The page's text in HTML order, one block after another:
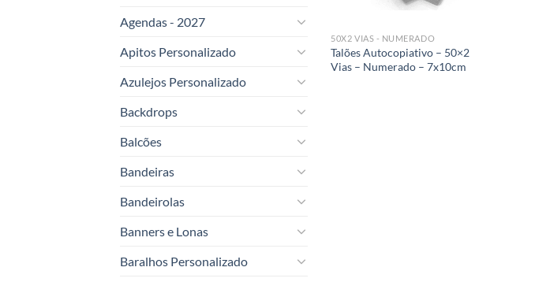
Agendas - 2027
Apitos Personalizado
Azulejos Personalizado
Backdrops
Balcões
Bandeiras
Bandeirolas
Banners e Lonas
Baralhos Personalizado
50X2 VIAS - NUMERADO
Talões Autocopiativo – 50×2
Vias – Numerado – 7x10cm